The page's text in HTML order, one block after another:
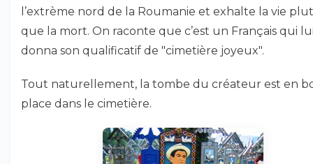
l’extrème nord de la Roumanie et exhalte la vie
que la mort. On raconte que c’est un Français qui
donna son qualificatif de "cimetière joyeux".
Tout naturellement, la tombe du créateur est en
place dans le cimetière.